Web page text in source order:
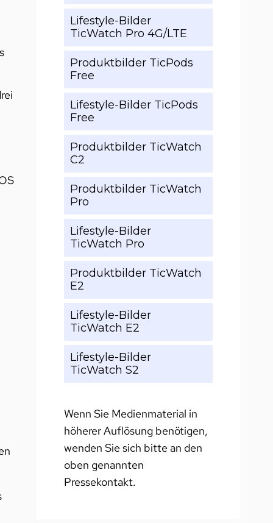
Lifestyle-Bilder
TicWatch Pro 4G/LTE
Produktbilder TicPods
Free
Lifestyle-Bilder TicPods
Free
Produktbilder TicWatch
C2
Produktbilder TicWatch
Pro
Lifestyle-Bilder
TicWatch Pro
Produktbilder TicWatch
E2
Lifestyle-Bilder
TicWatch E2
Lifestyle-Bilder
TicWatch S2
Wenn Sie Medienmaterial in
höherer Auflösung benötigen,
wenden Sie sich bitte an den
oben genannten
Pressekontakt.